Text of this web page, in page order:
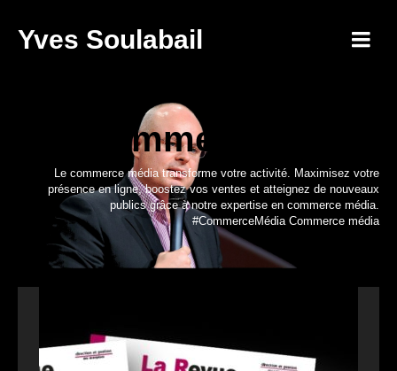
Yves Soulabail
Commerce média
Le commerce média transforme votre activité. Maximisez votre
présence en ligne, boostez vos ventes et atteignez de nouveaux
publics grâce à notre expertise en commerce média.
#CommerceMédia Commerce média